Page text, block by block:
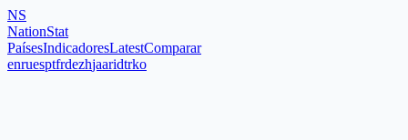
NS
NationStat
PaísesIndicadoresLatestComparar
enruesptfrdezhjaaridtrko